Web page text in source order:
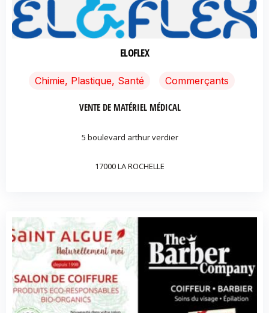
ELOFLEX
Chimie, Plastique, Santé Commerçants
VENTE DE MATÉRIEL MÉDICAL
5 boulevard arthur verdier
17000 LA ROCHELLE